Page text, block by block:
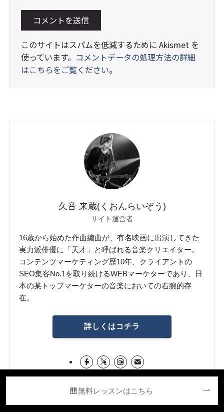
このサイトはスパムを低減するために Akismet を
使っています。 コメントデータの処理方法の詳細
はこちらをご覧ください。
久音 来蔵(くおんらいぞう)
サイト運営者
16歳から始めた作曲編曲が、有名映画に出演してきた
実力派俳優に「天才」と呼ばれる音楽クリエイター。
コンテンツマーケティング歴10年、クライアントの
SEO集客No.1を取り続けるWEBマーケターであり、日
本の某トップマーケターの音楽においての右腕的存
在。
詳しくはコチラ
無料レッスンはこちら